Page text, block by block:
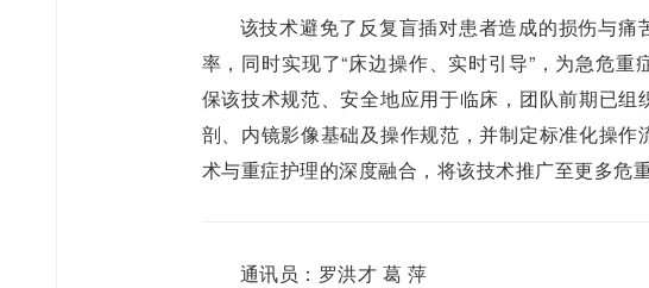
该技术避免了反复盲插对患者造成的损伤与
率，同时实现了“床边操作、实时引导”，为急危
保该技术规范、安全地应用于临床，团队前期已
剖、内镜影像基础及操作规范，并制定标准化操
术与重症护理的深度融合，将该技术推广至更多危重
通讯员：罗洪才 葛 萍